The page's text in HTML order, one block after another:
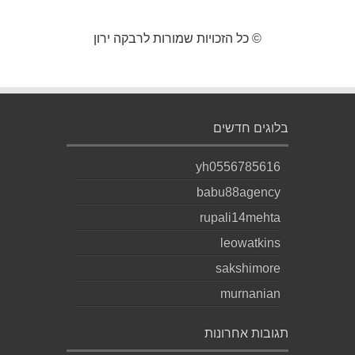
© כל הזכויות שמורות לרבקה ירון
בלוגים חדשים
yh0556785616
babu88agency
rupali14mehta
leowatkins
sakshimore
murnanian
תגובות אחרונות